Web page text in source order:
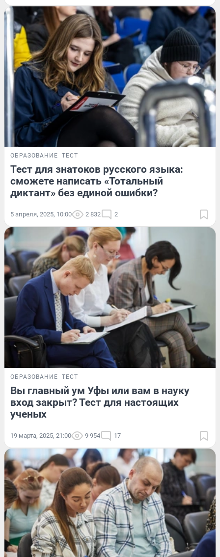
ОБРАЗОВАНИЕ ТЕСТ
Тест для знатоков русского языка:
сможете написать «Тотальный
диктант» без единой ошибки?
5 апреля, 2025, 10:00 2 832 2
ОБРАЗОВАНИЕ ТЕСТ
Вы главный ум Уфы или вам в науку
вход закрыт? Тест для настоящих
ученых
19 марта, 2025, 21:00 9 954 17